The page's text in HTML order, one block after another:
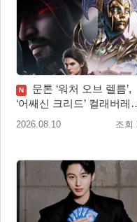
N
문톤 ‘워처 오브 렐름’,
‘어쌔신 크리드’ 컬래버레
션 8월 20일 실시
2026.08.10 조회